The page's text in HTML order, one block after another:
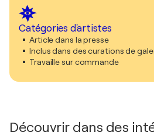
Catégories d'artistes
Article dans la presse
Inclus dans des curations de
Travaille sur commande
Découvrir dans des